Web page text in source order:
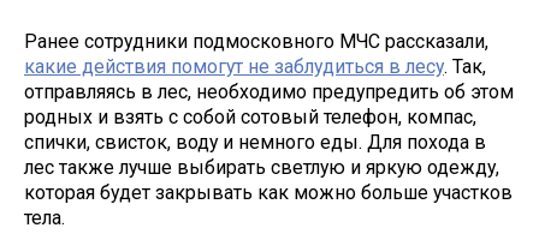
Ранее сотрудники подмосковного МЧС рассказали,
какие действия помогут не заблудиться в лесу. Так,
отправляясь в лес, необходимо предупредить об этом
родных и взять с собой сотовый телефон, компас,
спички, свисток, воду и немного еды. Для похода в
лес также лучше выбирать светлую и яркую одежду,
которая будет закрывать как можно больше участков
тела.